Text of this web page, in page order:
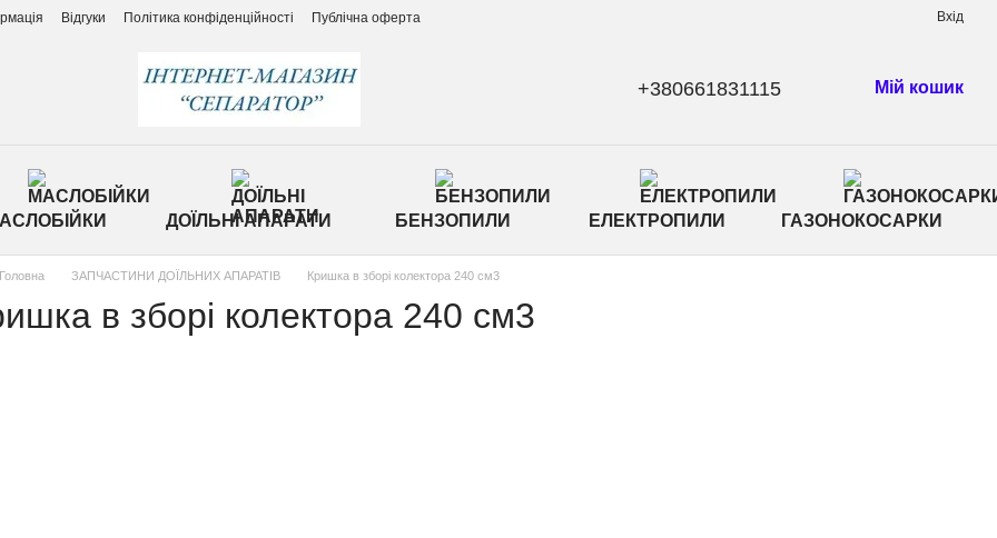
Відгуки Політика конфіденційності Публічна оферта Вхід
+380661831115 Мій кошик
ДОЇЛЬНІ АПАРАТИ БЕНЗОПИЛИ ЕЛЕКТРОПИЛИ ГАЗОНОКОСАРКИ
Головна ЗАПЧАСТИНИ ДОЇЛЬНИХ АПАРАТІВ Кришка в зборі колектора 240 см3
в зборі колектора 240 см3